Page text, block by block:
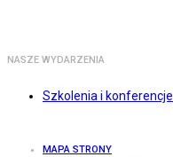
NASZE WYDARZENIA
Szkolenia i konferencje
MAPA STRONY